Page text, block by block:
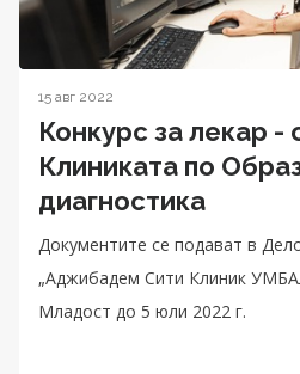
15 авг 2022
Конкурс за лекар -
Клиниката по
диагностика
Документите се подават в
„Аджибадем Сити Клиник
Младост до 5 юли 2022 г.